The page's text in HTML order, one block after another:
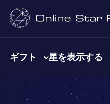
ギフト 星を表示する